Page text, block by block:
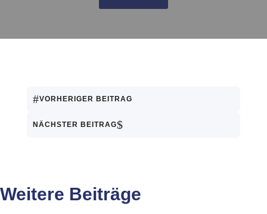
#VORHERIGER BEITRAG
NÄCHSTER BEITRAG$
Weitere Beiträge